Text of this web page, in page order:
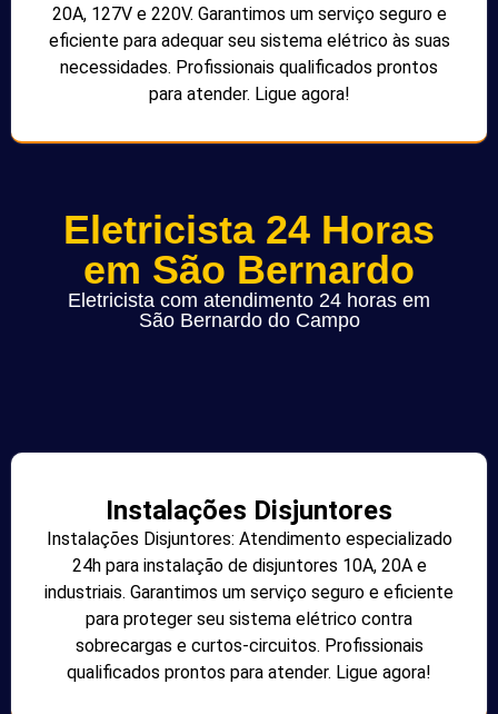
20A, 127V e 220V. Garantimos um serviço seguro e
eficiente para adequar seu sistema elétrico às suas
necessidades. Profissionais qualificados prontos
para atender. Ligue agora!
Eletricista 24 Horas
em São Bernardo
Eletricista com atendimento 24 horas em
São Bernardo do Campo
Instalações Disjuntores
Instalações Disjuntores: Atendimento especializado
24h para instalação de disjuntores 10A, 20A e
industriais. Garantimos um serviço seguro e eficiente
para proteger seu sistema elétrico contra
sobrecargas e curtos-circuitos. Profissionais
qualificados prontos para atender. Ligue agora!